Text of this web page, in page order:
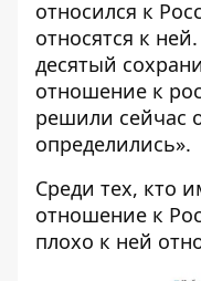
относился к
относятся к
десятый
отношение к
решили сейчас
определились».
Среди тех, кто
отношение к
плохо к ней